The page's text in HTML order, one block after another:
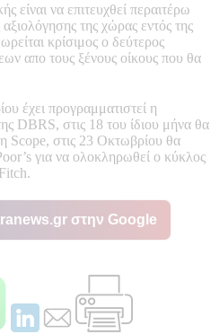
είναι να επιτευχθεί περαιτέρω
της χώρας εντός της
κρίσιμος ο δεύτερος
απο τους ξένους οίκους που θα
έχει προγραμματιστεί η
DBRS, στις 18 του ίδιου μήνα θα
Scope, στις 23 Οκτωβρίου θα
για να ολοκληρωθεί ο κύκλος
στην Google